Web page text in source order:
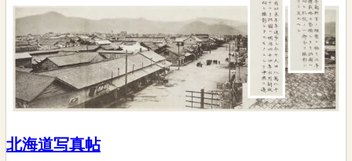
北海道写真帖